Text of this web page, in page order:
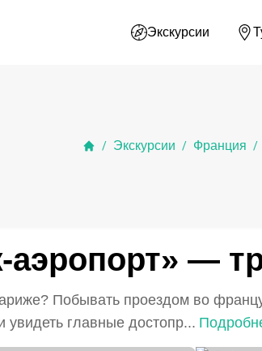
Экскурсии
/ Экскурсии / Франция /
аэропорт» —
Побывать проездом во
увидеть главные достопр...